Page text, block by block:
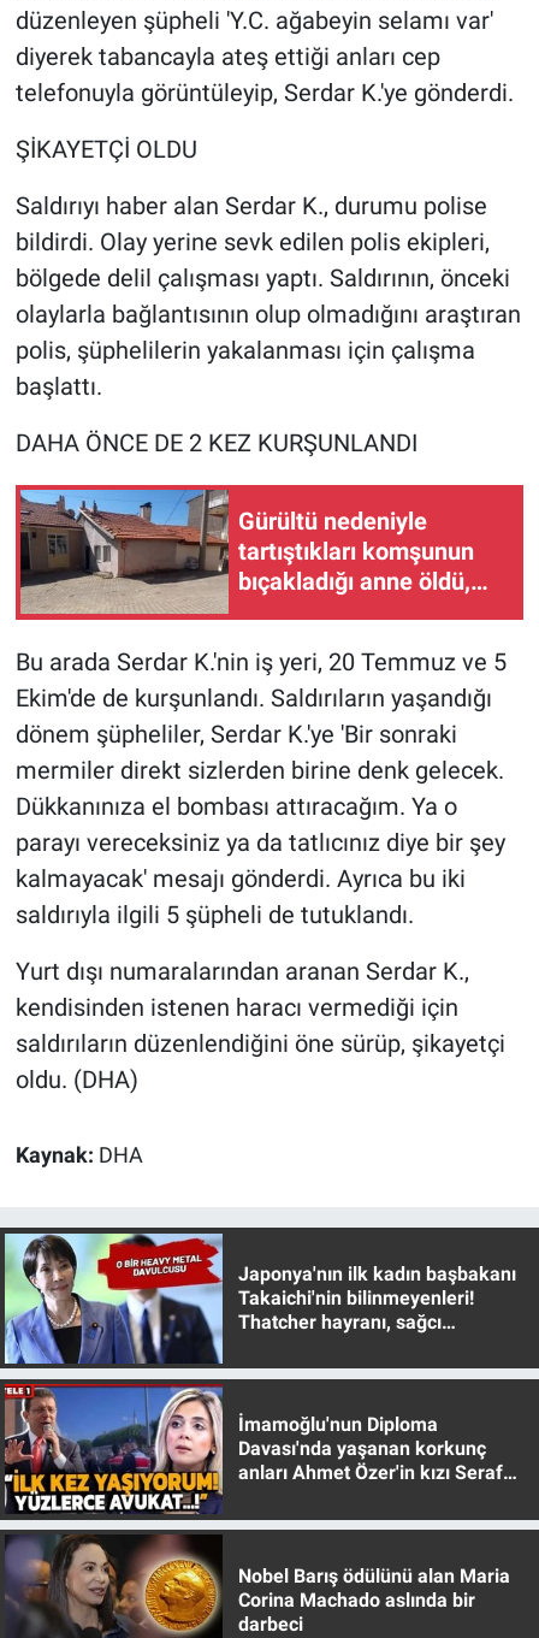
düzenleyen şüpheli 'Y.C. ağabeyin selamı var'
diyerek tabancayla ateş ettiği anları cep
telefonuyla görüntüleyip, Serdar K.'ye gönderdi.
ŞİKAYETÇİ OLDU
Saldırıyı haber alan Serdar K., durumu polise
bildirdi. Olay yerine sevk edilen polis ekipleri,
bölgede delil çalışması yaptı. Saldırının, önceki
olaylarla bağlantısının olup olmadığını araştıran
polis, şüphelilerin yakalanması için çalışma
başlattı.
DAHA ÖNCE DE 2 KEZ KURŞUNLANDI
Gürültü nedeniyle
tartıştıkları komşunun
bıçakladığı anne öldü,
Bu arada Serdar K.'nin iş yeri, 20 Temmuz ve 5
Ekim'de de kurşunlandı. Saldırıların yaşandığı
dönem şüpheliler, Serdar K.'ye 'Bir sonraki
mermiler direkt sizlerden birine denk gelecek.
Dükkanınıza el bombası attıracağım. Ya o
parayı vereceksiniz ya da tatlıcınız diye bir şey
kalmayacak' mesajı gönderdi. Ayrıca bu iki
saldırıyla ilgili 5 şüpheli de tutuklandı.
Yurt dışı numaralarından aranan Serdar K.,
kendisinden istenen haracı vermediği için
saldırıların düzenlendiğini öne sürüp, şikayetçi
oldu. (DHA)
Kaynak: DHA
Japonya'nın ilk kadın başbakanı
Takaichi'nin bilinmeyenleri!
Thatcher hayranı, sağcı
İmamoğlu'nun Diploma
Davası'nda yaşanan korkunç
anları Ahmet Özer'in kızı Seraf
Nobel Barış ödülünü alan Maria
Corina Machado aslında bir
darbeci
Nedir
Popüler
Programlar
Sağlık
Spor
Teknoloji
Türkiye'nin Geleceği
Türkiye'nin Gündemi
Yerel Gündem
Yerel Yaşam